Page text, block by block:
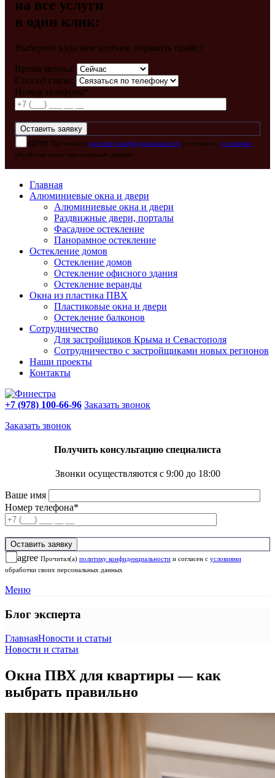
на все услуги
в один клик:
Выберите куда вам удобнее оправить прайс?
Время звонка:
Способ связи:
Номер телефона*
agree Прочитал(а) политику конфиденциальности и согласен с условиями
обработки своих персональных данных
Главная
Алюминиевые окна и двери
Алюминиевые окна и двери
Раздвижные двери, порталы
Фасадное остекление
Панорамное остекление
Остекление домов
Остекление домов
Остекление офисного здания
Остекление веранды
Окна из пластика ПВХ
Пластиковые окна и двери
Остекление балконов
Сотрудничество
Для застройщиков Крыма и Севастополя
Сотрудничество с застройщиками новых регионов
Наши проекты
Контакты
+7 (978) 100-66-96 Заказать звонок
Заказать звонок
Получить консультацию специалиста
Звонки осуществляются с 9:00 до 18:00
Ваше имя
Номер телефона*
agree Прочитал(а) политику конфиденциальности и согласен с условиями
обработки своих персональных данных
Меню
Блог эксперта
ГлавнаяНовости и статьи
Новости и статьи
Окна ПВХ для квартиры — как
выбрать правильно